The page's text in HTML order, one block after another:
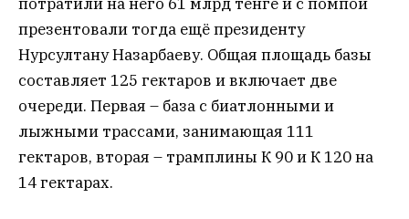
презентовали тогда ещё президенту
Нурсултану Назарбаеву. Общая площадь базы
составляет 125 гектаров и включает две
очереди. Первая – база с биатлонными и
лыжными трассами, занимающая 111
гектаров, вторая – трамплины К 90 и К 120 на
14 гектарах.